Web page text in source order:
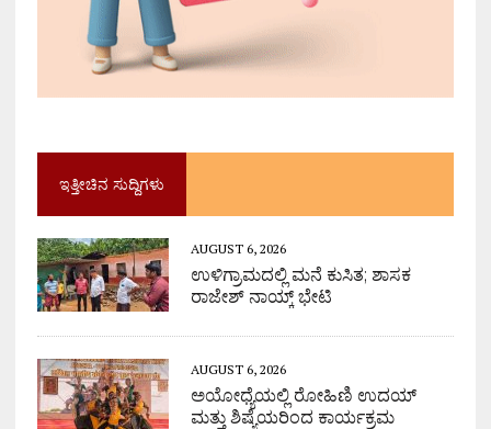
ಇತ್ತೀಚಿನ ಸುದ್ದಿಗಳು
AUGUST 6, 2026
ಉಳಿಗ್ರಾಮದಲ್ಲಿ ಮನೆ ಕುಸಿತ; ಶಾಸಕ
ರಾಜೇಶ್ ನಾಯ್ಕ್ ಭೇಟಿ
AUGUST 6, 2026
ಅಯೋಧ್ಯೆಯಲ್ಲಿ ರೋಹಿಣಿ ಉದಯ್
ಮತ್ತು ಶಿಷ್ಯೆಯರಿಂದ ಕಾರ್ಯಕ್ರಮ